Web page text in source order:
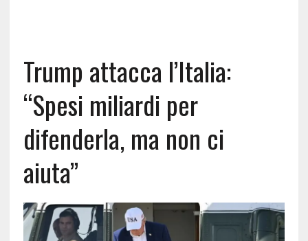
Trump attacca l’Italia:
“Spesi miliardi per
difenderla, ma non ci
aiuta”